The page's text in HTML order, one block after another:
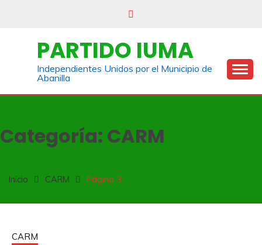
PARTIDO IUMA
Independientes Unidos por el Municipio de
Abanilla
Categoría: CARM
Inicio CARM Página 3
CARM